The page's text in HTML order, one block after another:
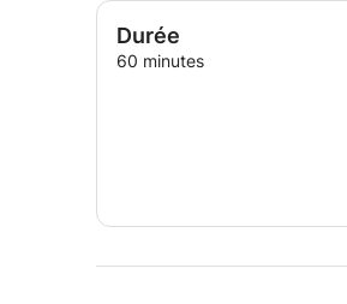
Durée
60 minutes